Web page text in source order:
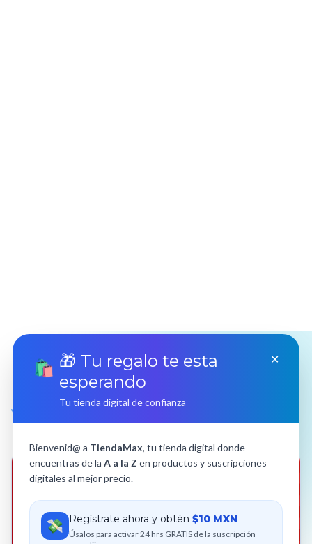
✕
🛍️ 🎁 Tu regalo te esta
esperando
Tu tienda digital de confianza
Bienvenid@ a TiendaMax, tu tienda digital donde
encuentras de la A a la Z en productos y suscripciones
digitales al mejor precio.
💸 Regístrate ahora y obtén $10 MXN
Úsalos para activar 24 hrs GRATIS de la suscripción
Ofertas relampagos
Vive lo mejor desde un solo lugar
🔥 PROMOCIÓN 🔥 PROMOCIÓN